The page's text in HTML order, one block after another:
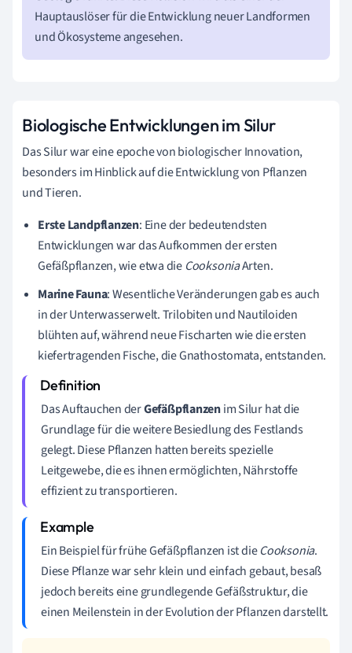
Hauptauslöser für die Entwicklung neuer Landformen
und Ökosysteme angesehen.
Biologische Entwicklungen im Silur
Das Silur war eine epoche von biologischer Innovation,
besonders im Hinblick auf die Entwicklung von Pflanzen
und Tieren.
Erste Landpflanzen: Eine der bedeutendsten
Entwicklungen war das Aufkommen der ersten
Gefäßpflanzen, wie etwa die CooksoniaArten.
Marine Fauna: Wesentliche Veränderungen gab es auch
in der Unterwasserwelt. Trilobiten und Nautiloiden
blühten auf, während neue Fischarten wie die ersten
kiefertragenden Fische, die Gnathostomata, entstanden.
Das Auftauchen derGefäßpflanzenim Silur hat die
Grundlage für die weitere Besiedlung des Festlands
gelegt. Diese Pflanzen hatten bereits spezielle
Leitgewebe, die es ihnen ermöglichten, Nährstoffe
effizient zu transportieren.
Ein Beispiel für frühe Gefäßpflanzen ist dieCooksonia.
Diese Pflanze war sehr klein und einfach gebaut, besaß
jedoch bereits eine grundlegende Gefäßstruktur, die
einen Meilenstein in der Evolution der Pflanzen darstellt.